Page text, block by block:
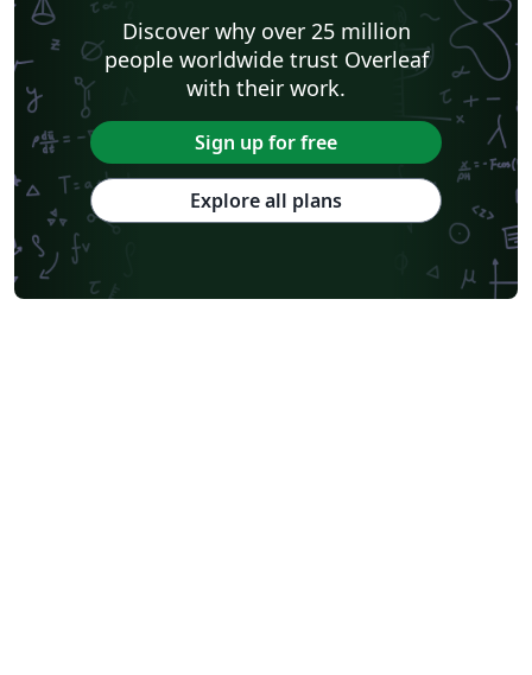
Discover why over 25 million
people worldwide trust Overleaf
with their work.
Sign up for free
Explore all plans